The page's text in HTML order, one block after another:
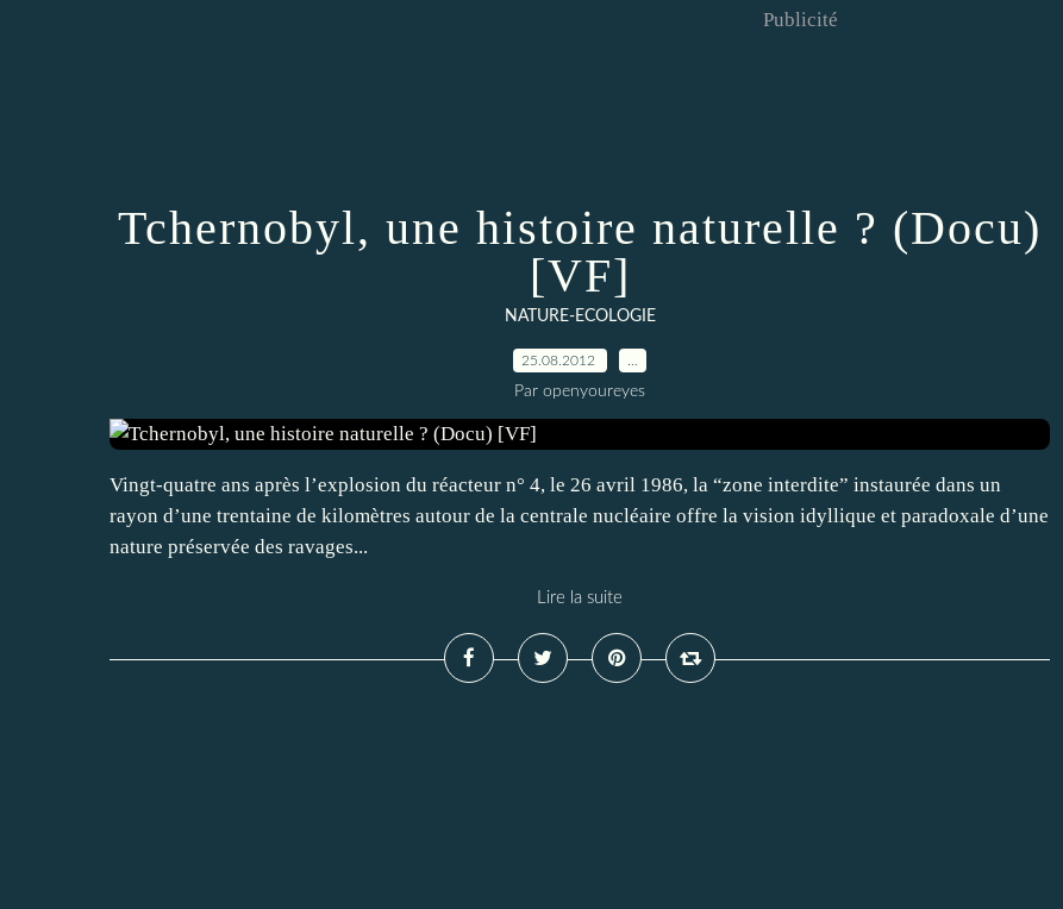
Publicité
Tchernobyl, une histoire naturelle ? (Docu)
[VF]
NATURE-ECOLOGIE
25.08.2012
Par openyoureyes
Vingt-quatre ans après l’explosion du réacteur n° 4, le 26 avril 1986, la “zone interdite” instaurée dans un
rayon d’une trentaine de kilomètres autour de la centrale nucléaire offre la vision idyllique et paradoxale d’une
nature préservée des ravages...
Lire la suite